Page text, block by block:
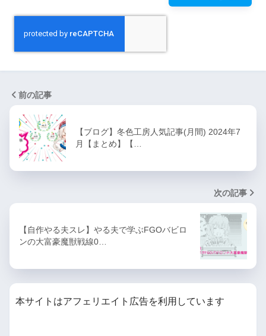
獄の霧に沈む王国
やる夫スレ自分チェック用
【弦巻マキのゲーム実況風】
できる夫でかまいたちの夜
やる夫は秘密結社で成り上が
るようです
やる夫は秘密結社のビッグダ
前の記事
【ブログ】冬色工房人気記事(月間) 2024年7
月【まとめ】【…
次の記事
【自作やる夫スレ】やる夫で学ぶFGOバビロ
ンの大富豪魔獣戦線0…
本サイトはアフェリエイト広告を利用しています